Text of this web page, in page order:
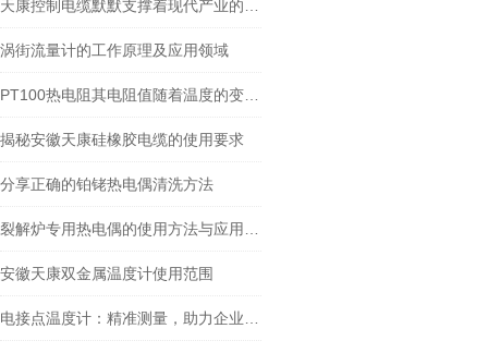
涡街流量计的工作原理及应用领域
揭秘安徽天康硅橡胶电缆的使用要求
分享正确的铂铑热电偶清洗方法
安徽天康双金属温度计使用范围